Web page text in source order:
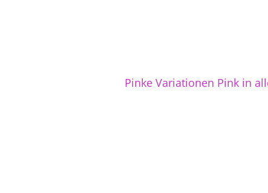
Pinke Variationen Pink in